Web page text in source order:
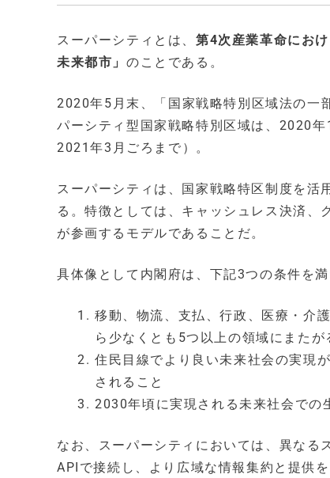
スーパーシティとは、 第4次産業革命にお
未来都市」 のことである。
2020年5月末、「国家戦略特別区域法の一
パーシティ型国家戦略特別区域は、2020
2021年3月ごろまで）。
スーパーシティは、国家戦略特区制度を活
る。特徴としては、キャッシュレス決済、
が参画するモデルであることだ。
具体像として内閣府は、下記3つの条件を
移動、物流、支払、行政、医療・介
ら少なくとも5つ以上の領域にまた
住民目線でより良い未来社会の実現
されること
2030年頃に実現される未来社会での
なお、スーパーシティにおいては、異なる
APIで接続し、より広域な情報集約と提供